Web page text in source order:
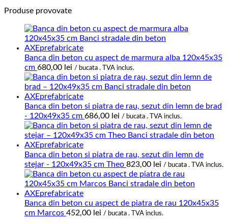
Produse provovate
Banca din beton cu aspect de marmura alba 120x45x35
cm 680,00 lei / bucata . TVA inclus.
Banca din beton si piatra de rau, sezut din lemn de brad
- 120x49x35 cm 686,00 lei / bucata . TVA inclus.
Banca din beton si piatra de rau, sezut din lemn de
stejar - 120x49x35 cm Theo 823,00 lei / bucata . TVA inclus.
Banca din beton cu aspect de piatra de rau 120x45x35
cm Marcos 452,00 lei / bucata . TVA inclus.